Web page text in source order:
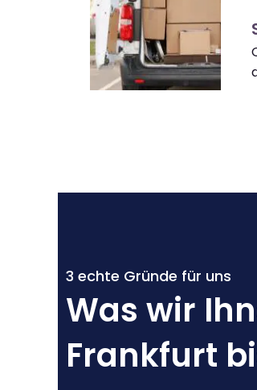
3 echte Gründe für uns
Was wir
Frankfurt